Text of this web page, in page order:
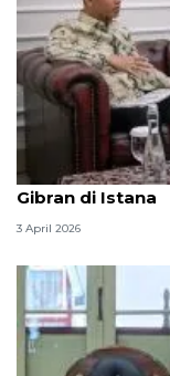
Seskab Teddy
Gibran di Istana
3 April 2026